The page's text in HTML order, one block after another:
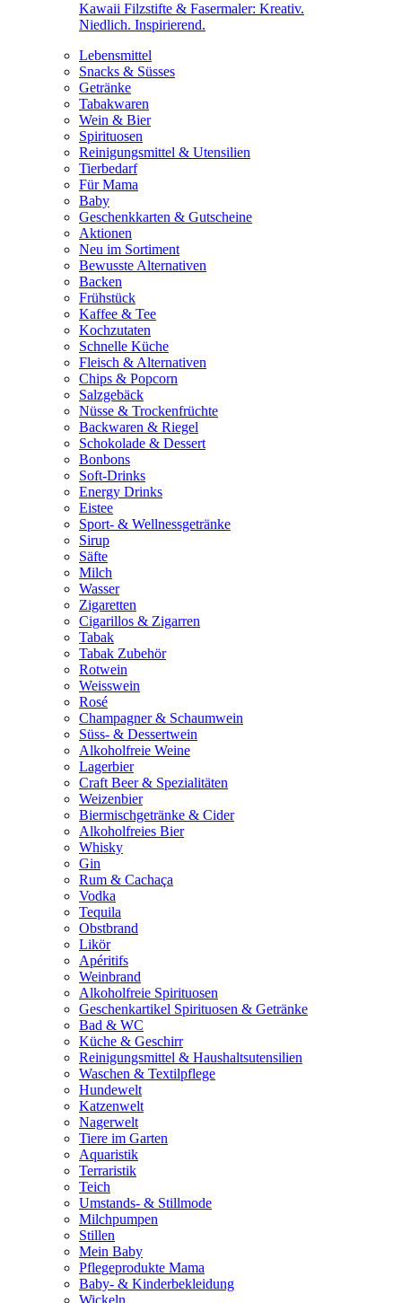
Kawaii Filzstifte & Fasermaler: Kreativ.
Niedlich. Inspirierend.
Lebensmittel
Snacks & Süsses
Getränke
Tabakwaren
Wein & Bier
Spirituosen
Reinigungsmittel & Utensilien
Tierbedarf
Für Mama
Baby
Geschenkkarten & Gutscheine
Aktionen
Neu im Sortiment
Bewusste Alternativen
Backen
Frühstück
Kaffee & Tee
Kochzutaten
Schnelle Küche
Fleisch & Alternativen
Chips & Popcorn
Salzgebäck
Nüsse & Trockenfrüchte
Backwaren & Riegel
Schokolade & Dessert
Bonbons
Soft-Drinks
Energy Drinks
Eistee
Sport- & Wellnessgetränke
Sirup
Säfte
Milch
Wasser
Zigaretten
Cigarillos & Zigarren
Tabak
Tabak Zubehör
Rotwein
Weisswein
Rosé
Champagner & Schaumwein
Süss- & Dessertwein
Alkoholfreie Weine
Lagerbier
Craft Beer & Spezialitäten
Weizenbier
Biermischgetränke & Cider
Alkoholfreies Bier
Whisky
Gin
Rum & Cachaça
Vodka
Tequila
Obstbrand
Likör
Apéritifs
Weinbrand
Alkoholfreie Spirituosen
Geschenkartikel Spirituosen & Getränke
Bad & WC
Küche & Geschirr
Reinigungsmittel & Haushaltsutensilien
Waschen & Textilpflege
Hundewelt
Katzenwelt
Nagerwelt
Tiere im Garten
Aquaristik
Terraristik
Teich
Umstands- & Stillmode
Milchpumpen
Stillen
Mein Baby
Pflegeprodukte Mama
Baby- & Kinderbekleidung
Wickeln